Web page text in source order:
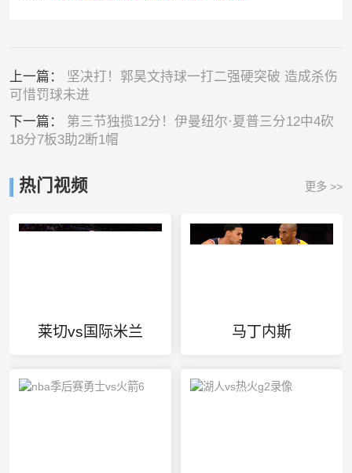
上一篇：
坚决打！郭昊文持球一打二强硬突破 造成杀伤
可惜罚球未进
下一篇： 第三节独揽12分！伊曼纽尔·夏普三分12中4砍
18分7板3助2断1帽
热门视频 更多 >>
莱切vs国际米兰 马丁内斯